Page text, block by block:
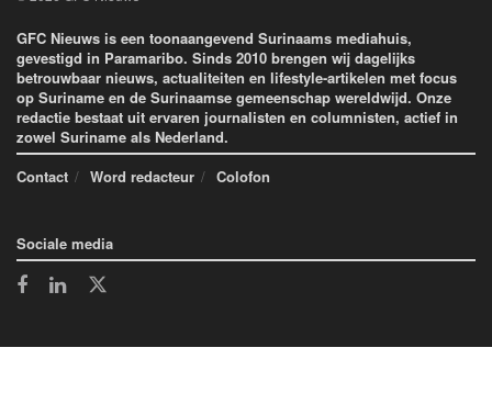
GFC Nieuws is een toonaangevend Surinaams mediahuis,
gevestigd in Paramaribo. Sinds 2010 brengen wij dagelijks
betrouwbaar nieuws, actualiteiten en lifestyle-artikelen met focus
op Suriname en de Surinaamse gemeenschap wereldwijd. Onze
redactie bestaat uit ervaren journalisten en columnisten, actief in
zowel Suriname als Nederland.
Contact
Word redacteur Colofon
Sociale media